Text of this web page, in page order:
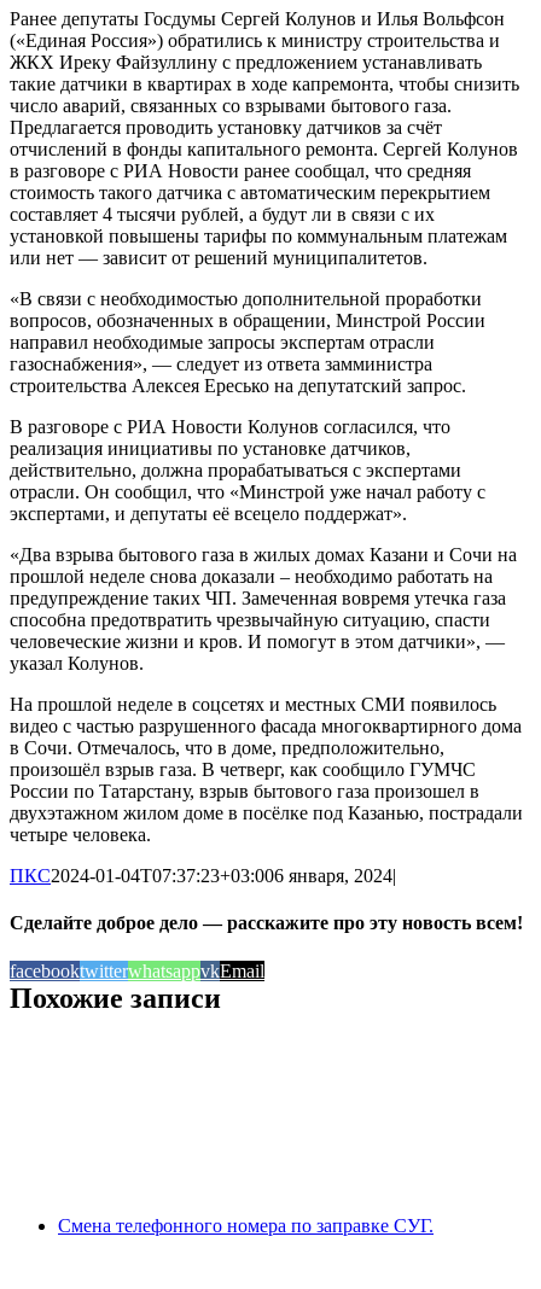
Ранее депутаты Госдумы Сергей Колунов и Илья Вольфсон
(«Единая Россия») обратились к министру строительства и
ЖКХ Иреку Файзуллину с предложением устанавливать
такие датчики в квартирах в ходе капремонта, чтобы снизить
число аварий, связанных со взрывами бытового газа.
Предлагается проводить установку датчиков за счёт
отчислений в фонды капитального ремонта. Сергей Колунов
в разговоре с РИА Новости ранее сообщал, что средняя
стоимость такого датчика с автоматическим перекрытием
составляет 4 тысячи рублей, а будут ли в связи с их
установкой повышены тарифы по коммунальным платежам
или нет — зависит от решений муниципалитетов.
«В связи с необходимостью дополнительной проработки
вопросов, обозначенных в обращении, Минстрой России
направил необходимые запросы экспертам отрасли
газоснабжения», — следует из ответа замминистра
строительства Алексея Ересько на депутатский запрос.
В разговоре с РИА Новости Колунов согласился, что
реализация инициативы по установке датчиков,
действительно, должна прорабатываться с экспертами
отрасли. Он сообщил, что «Минстрой уже начал работу с
экспертами, и депутаты её всецело поддержат».
«Два взрыва бытового газа в жилых домах Казани и Сочи на
прошлой неделе снова доказали – необходимо работать на
предупреждение таких ЧП. Замеченная вовремя утечка газа
способна предотвратить чрезвычайную ситуацию, спасти
человеческие жизни и кров. И помогут в этом датчики», —
указал Колунов.
На прошлой неделе в соцсетях и местных СМИ появилось
видео с частью разрушенного фасада многоквартирного дома
в Сочи. Отмечалось, что в доме, предположительно,
произошёл взрыв газа. В четверг, как сообщило ГУМЧС
России по Татарстану, взрыв бытового газа произошел в
двухэтажном жилом доме в посёлке под Казанью, пострадали
четыре человека.
ПКС2024-01-04T07:37:23+03:006 января, 2024|
Сделайте доброе дело — расскажите про эту новость всем!
facebooktwitterwhatsappvkEmail
Похожие записи
Смена телефонного номера по заправке СУГ.